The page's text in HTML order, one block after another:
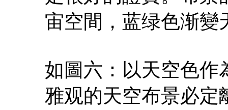
宙空間，蓝绿色渐變
如圖六：以天空色作
雅观的天空布景必定